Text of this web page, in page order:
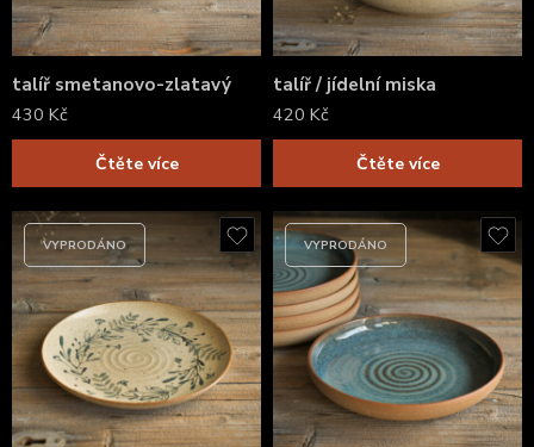
talíř smetanovo-zlatavý
430 Kč
Čtěte více
talíř / jídelní miska
420 Kč
Čtěte více
VYPRODÁNO VYPRODÁNO